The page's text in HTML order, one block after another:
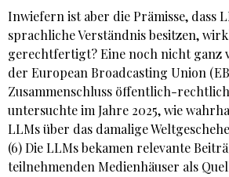
Inwiefern ist aber die Prämisse, dass
sprachliche Verständnis besitzen,
gerechtfertigt? Eine noch nicht ganz
der European Broadcasting Union
Zusammenschluss öffentlich-
untersuchte im Jahre 2025, wie
LLMs über das damalige
(6) Die LLMs bekamen relevante
teilnehmenden Medienhäuser als